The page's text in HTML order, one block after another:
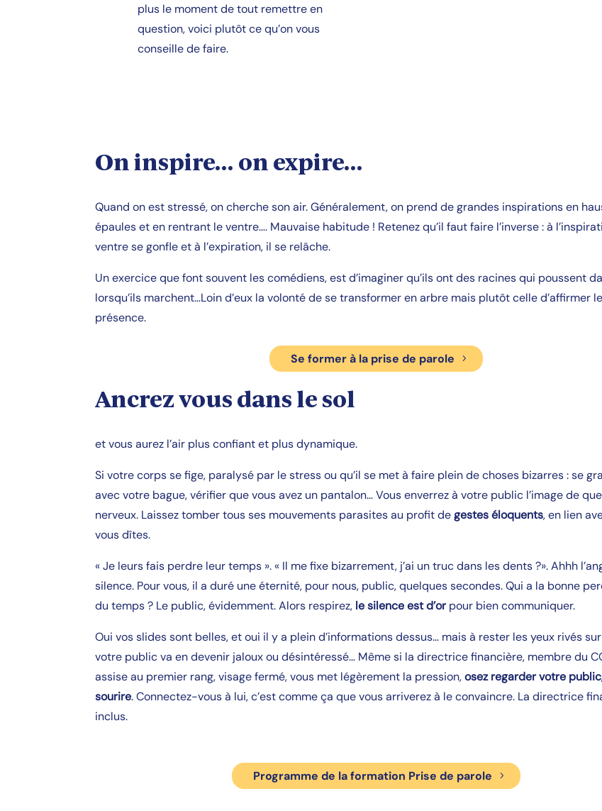
plus le moment de tout remettre en
question, voici plutôt ce qu’on vous
conseille de faire.
On inspire… on expire…
Quand on est stressé, on cherche son air. Généralement, on prend de grandes inspirations en
épaules et en rentrant le ventre…. Mauvaise habitude ! Retenez qu’il faut faire l’inverse : à
ventre se gonfle et à l’expiration, il se relâche.
Un exercice que font souvent les comédiens, est d’imaginer qu’ils ont des racines qui poussent
lorsqu’ils marchent…Loin d’eux la volonté de se transformer en arbre mais plutôt celle d’affirmer
présence.
Se former à la prise de parole
Ancrez vous dans le sol
et vous aurez l’air plus confiant et plus dynamique.
Si votre corps se fige, paralysé par le stress ou qu’il se met à faire plein de choses bizarres : se
avec votre bague, vérifier que vous avez un pantalon… Vous enverrez à votre public l’image de
nerveux. Laissez tomber tous ses mouvements parasites au profit degestes éloquents, en lien
vous dîtes.
« Je leurs fais perdre leur temps ». « Il me fixe bizarrement, j’ai un truc dans les dents ?». Ahhh
silence. Pour vous, il a duré une éternité, pour nous, public, quelques secondes. Qui a la bonne
du temps ? Le public, évidemment. Alors respirez, le silence est d’orpour bien communiquer.
Oui vos slides sont belles, et oui il y a plein d’informations dessus… mais à rester les yeux rivés
votre public va en devenir jaloux ou désintéressé… Même si la directrice financière, membre du
assise au premier rang, visage fermé, vous met légèrement la pression,osez regarder votre
sourire. Connectez-vous à lui, c’est comme ça que vous arriverez à le convaincre. La directrice
inclus.
Programme de la formation Prise de parole